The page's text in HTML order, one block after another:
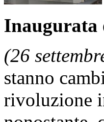
Inaugurata
(26
stanno
rivoluzione